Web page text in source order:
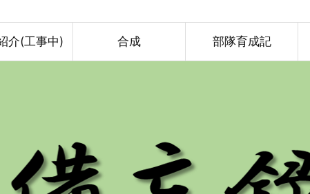
介(工事中) 合成 部隊育成記